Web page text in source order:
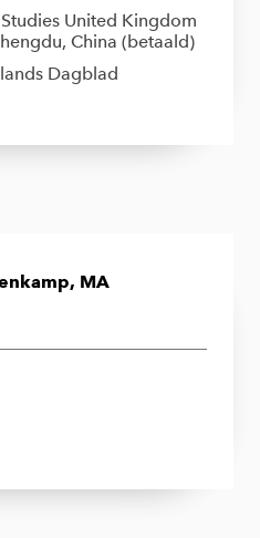
United Kingdom
China (betaald)
Dagblad
MA